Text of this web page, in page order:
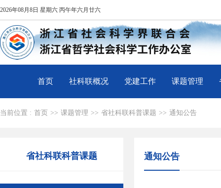
2026年08月8日 星期六 丙午年六月廿六
首页 社科联概况 党建工作 课题管理
当前位置 : 首页 >> 课题管理 >> 省社科联科普课题 >> 通知公告
省社科联科普课题 通知公告